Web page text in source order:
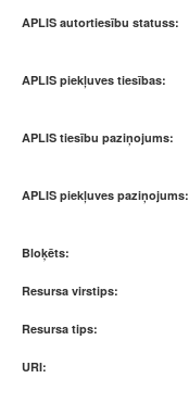
APLIS autortiesību statuss:
APLIS piekļuves tiesības:
APLIS tiesību paziņojums:
APLIS piekļuves paziņojums:
Bloķēts:
Resursa virstips:
Resursa tips:
URI: